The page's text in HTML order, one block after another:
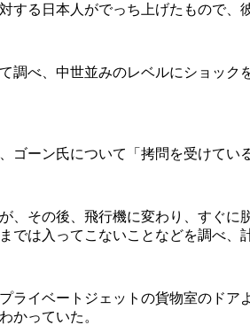
る日本人がでっち上げたもので、
べ、中世並みのレベルにショッ
ーン氏について「拷問を受けてい
その後、飛行機に変わり、すぐ
では入ってこないことなどを調べ、
イベートジェットの貨物室のドア
かっていた。